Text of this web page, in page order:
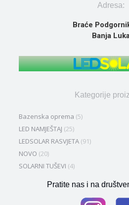
Adresa:
Braće
Banja
Kategorije
Bazenska oprema (5)
LED NAMJEŠTAJ (25)
LEDSOLAR RASVJETA (91)
NOVO (20)
SOLARNI TUŠEVI (4)
Pratite nas i na